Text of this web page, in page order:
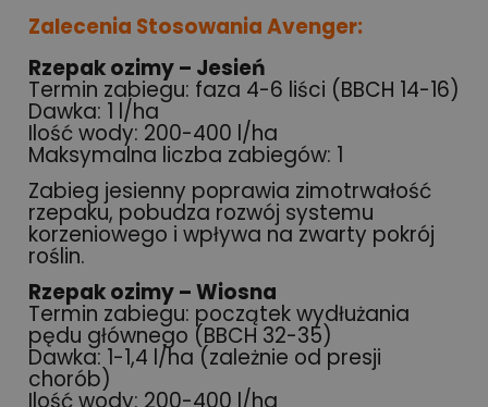
Zalecenia Stosowania Avenger:
Rzepak ozimy – Jesień
Termin zabiegu: faza 4-6 liści (BBCH 14-16)
Dawka: 1 l/ha
Ilość wody: 200-400 l/ha
Maksymalna liczba zabiegów: 1
Zabieg jesienny poprawia zimotrwałość
rzepaku, pobudza rozwój systemu
korzeniowego i wpływa na zwarty pokrój
roślin.
Rzepak ozimy – Wiosna
Termin zabiegu: początek wydłużania
pędu głównego (BBCH 32-35)
Dawka: 1-1,4 l/ha (zależnie od presji
chorób)